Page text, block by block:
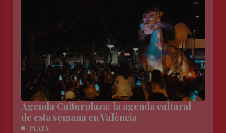
Agenda Culturplaza: la agenda cultural
de esta semana en València
PLAZA